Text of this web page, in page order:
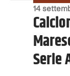
14
Serie